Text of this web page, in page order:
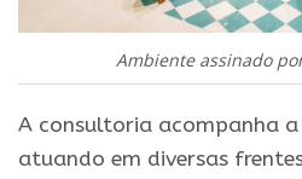
Ambiente assinado
A consultoria acompanha
atuando em diversas